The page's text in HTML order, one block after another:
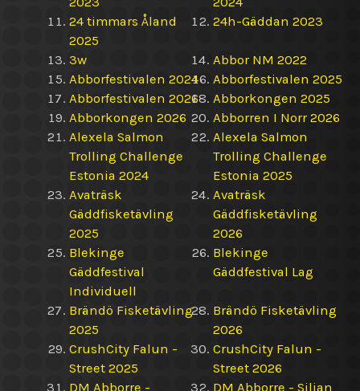
24 timmars Åland
2025
24h-Gäddan 2023
3w
Abbor NM 2022
Abborfestivalen 2024
Abborfestivalen 2025
Abborfestivalen 2026
Abborkongen 2025
Abborkongen 2026
Abborren I Norr 2026
Alexela Salmon
Trolling Challenge
Estonia 2024
Alexela Salmon
Trolling Challenge
Estonia 2025
Avaträsk
Gäddfisketävling
2025
Avaträsk
Gäddfisketävling
2026
Blekinge
Gäddfestival
Individuell
Blekinge
Gäddfestival Lag
Brändö Fisketävling
2025
Brändö Fisketävling
2026
CrushCity Falun -
Street 2025
CrushCity Falun -
Street 2026
DM Abborre -
DM Abborre - Siljan